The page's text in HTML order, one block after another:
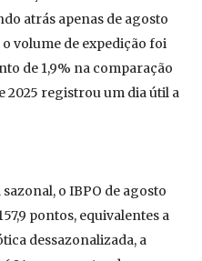
atrás apenas de agosto
o volume de expedição foi
de 1,9% na comparação
2025 registrou um dia útil a
o IBPO de agosto
pontos, equivalentes a
dessazonalizada, a